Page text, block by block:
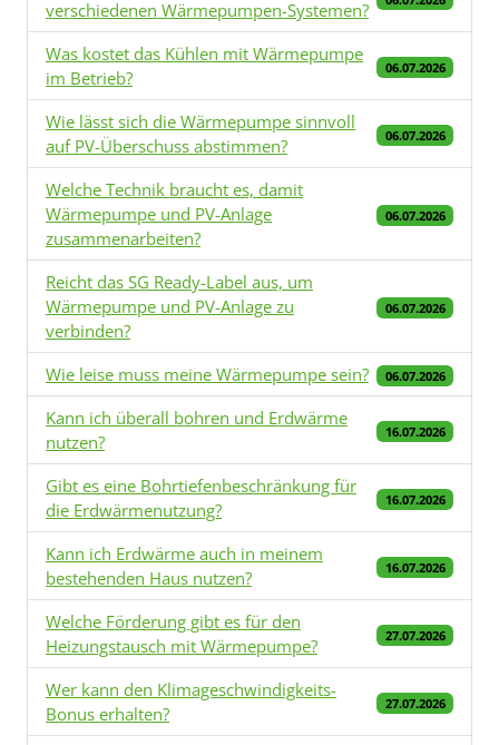
verschiedenen Wärmepumpen-Systemen?
Was kostet das Kühlen mit Wärmepumpe
im Betrieb?
06.07.2026
Wie lässt sich die Wärmepumpe sinnvoll
auf PV-Überschuss abstimmen?
06.07.2026
Welche Technik braucht es, damit
Wärmepumpe und PV-Anlage
zusammenarbeiten?
06.07.2026
Reicht das SG Ready-Label aus, um
Wärmepumpe und PV-Anlage zu
verbinden?
06.07.2026
Wie leise muss meine Wärmepumpe sein? 06.07.2026
Kann ich überall bohren und Erdwärme
nutzen?
16.07.2026
Gibt es eine Bohrtiefenbeschränkung für
die Erdwärmenutzung?
16.07.2026
Kann ich Erdwärme auch in meinem
bestehenden Haus nutzen?
16.07.2026
Welche Förderung gibt es für den
Heizungstausch mit Wärmepumpe?
27.07.2026
Wer kann den Klimageschwindigkeits-
Bonus erhalten?
27.07.2026